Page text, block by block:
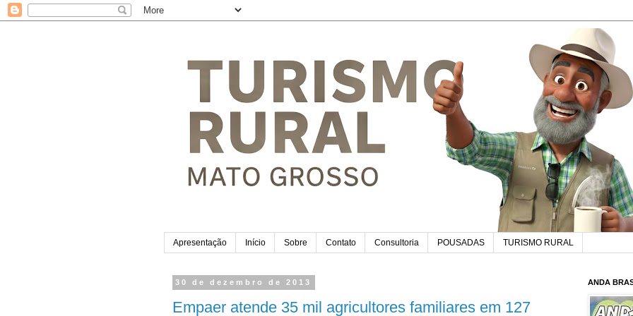
Apresentação Início Sobre Contato Consultoria POUSADAS TURISMO RURAL
30 de dezembro de 2013
Empaer atende 35 mil agricultores familiares em 127
ANDA